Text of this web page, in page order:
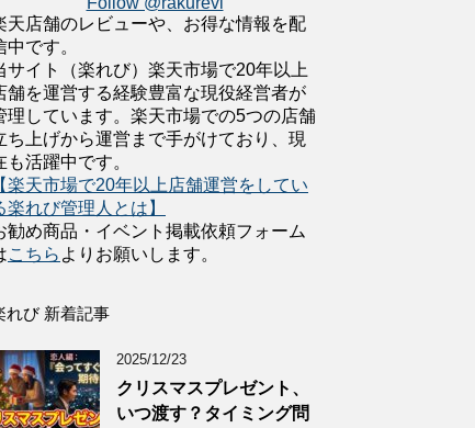
天店舗のレビューや、お得な情報を配
中です。
サイト（楽れび）楽天市場で20年以上
舗を運営する経験豊富な現役経営者が
理しています。楽天市場での5つの店舗
ち上げから運営まで手がけており、現
も活躍中です。
【楽天市場で20年以上店舗運営をしてい
楽れび管理人とは】
勧め商品・イベント掲載依頼フォーム
こちら よりお願いします。
れび 新着記事
2025/12/23
クリスマスプレゼント、
いつ渡す？タイミング問